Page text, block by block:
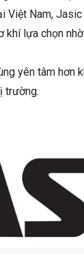
Việt Nam,
lựa chọn
yên tâm hơn
trường.